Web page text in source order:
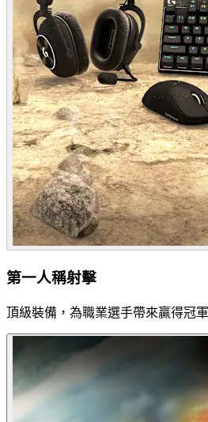
第一人稱射擊
頂級裝備，為職業選手帶來贏得冠